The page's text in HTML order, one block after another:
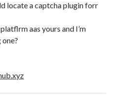
locate a captcha plugin forr
aas yours and I’m